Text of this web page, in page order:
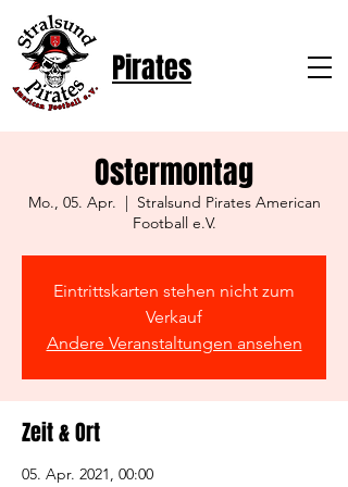
Pirates
Ostermontag
Mo., 05. Apr.
  |
Stralsund Pirates American
Football e.V.
Eintrittskarten stehen nicht zum
Verkauf
Andere Veranstaltungen ansehen
Zeit & Ort
05. Apr. 2021, 00:00